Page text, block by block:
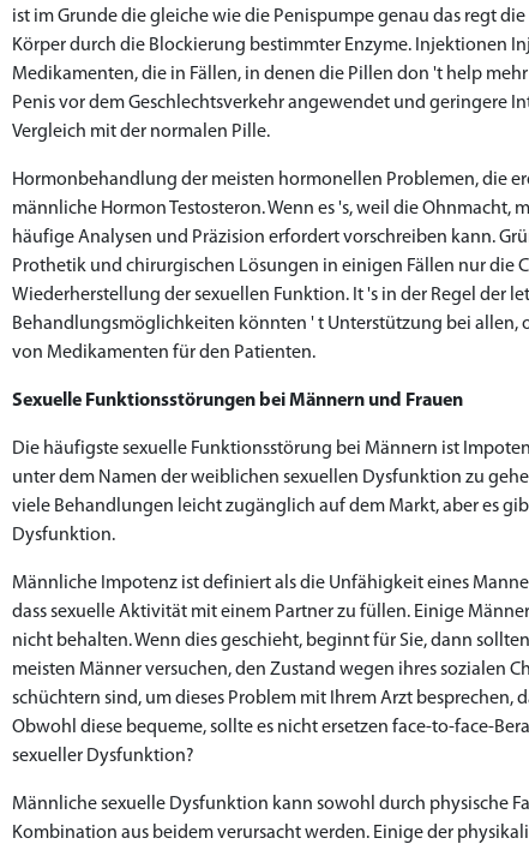
ist im Grunde die gleiche wie die Penispumpe genau das regt
Körper durch die Blockierung bestimmter Enzyme. Injektionen
Medikamenten, die in Fällen, in denen die Pillen don 't help
Penis vor dem Geschlechtsverkehr angewendet und geringere
Vergleich mit der normalen Pille.
Hormonbehandlung der meisten hormonellen Problemen, die
männliche Hormon Testosteron. Wenn es 's, weil die Ohnmacht,
häufige Analysen und Präzision erfordert vorschreiben kann.
Prothetik und chirurgischen Lösungen in einigen Fällen nur die
Wiederherstellung der sexuellen Funktion. It 's in der Regel der
Behandlungsmöglichkeiten könnten ' t Unterstützung bei allen,
von Medikamenten für den Patienten.
Sexuelle Funktionsstörungen bei Männern und Frauen
Die häufigste sexuelle Funktionsstörung bei Männern ist
unter dem Namen der weiblichen sexuellen Dysfunktion zu
viele Behandlungen leicht zugänglich auf dem Markt, aber es
Dysfunktion.
Männliche Impotenz ist definiert als die Unfähigkeit eines
dass sexuelle Aktivität mit einem Partner zu füllen. Einige
nicht behalten. Wenn dies geschieht, beginnt für Sie, dann
meisten Männer versuchen, den Zustand wegen ihres sozialen
schüchtern sind, um dieses Problem mit Ihrem Arzt
Obwohl diese bequeme, sollte es nicht ersetzen face-to-face-
sexueller Dysfunktion?
Männliche sexuelle Dysfunktion kann sowohl durch physische
Kombination aus beidem verursacht werden. Einige der